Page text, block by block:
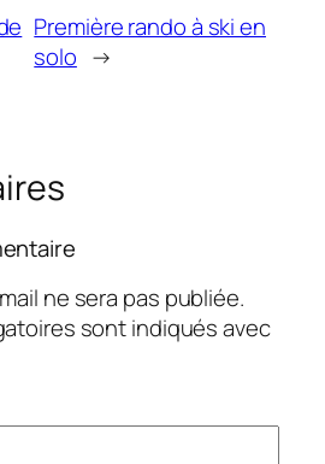
Première rando à ski en
solo →
ne sera pas publiée.
sont indiqués avec